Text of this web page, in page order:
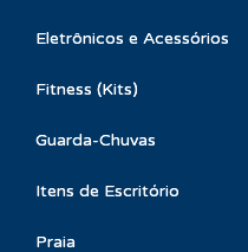
Eletrônicos e Acessórios
Fitness (Kits)
Guarda-Chuvas
Itens de Escritório
Praia